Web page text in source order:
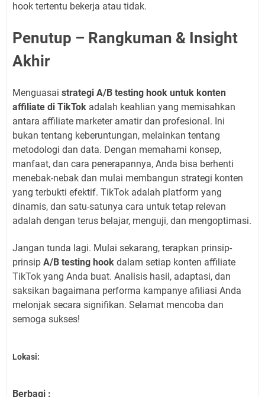
hook tertentu bekerja atau tidak.
Penutup – Rangkuman & Insight
Akhir
Menguasai strategi A/B testing hook untuk konten
affiliate di TikTok adalah keahlian yang memisahkan
antara affiliate marketer amatir dan profesional. Ini
bukan tentang keberuntungan, melainkan tentang
metodologi dan data. Dengan memahami konsep,
manfaat, dan cara penerapannya, Anda bisa berhenti
menebak-nebak dan mulai membangun strategi konten
yang terbukti efektif. TikTok adalah platform yang
dinamis, dan satu-satunya cara untuk tetap relevan
adalah dengan terus belajar, menguji, dan mengoptimasi.
Jangan tunda lagi. Mulai sekarang, terapkan prinsip-
prinsip A/B testing hook dalam setiap konten affiliate
TikTok yang Anda buat. Analisis hasil, adaptasi, dan
saksikan bagaimana performa kampanye afiliasi Anda
melonjak secara signifikan. Selamat mencoba dan
semoga sukses!
Lokasi:
Berbagi :